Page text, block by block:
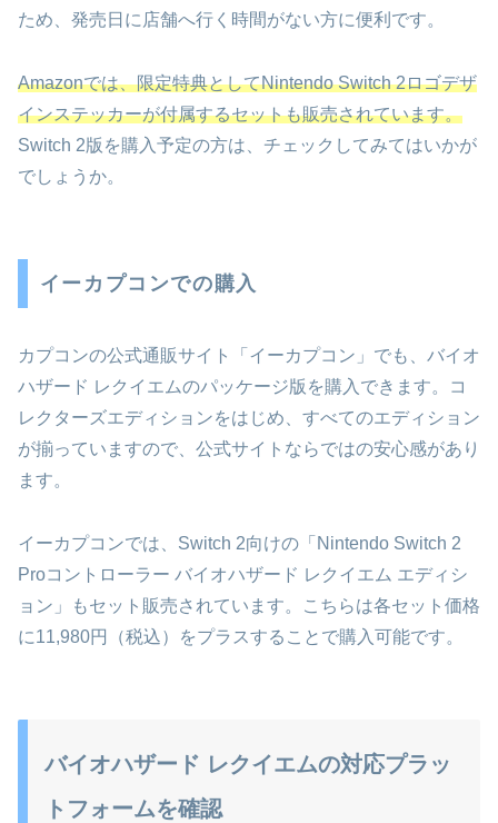
ため、発売日に店舗へ行く時間がない方に便利です。
Amazonでは、限定特典としてNintendo Switch 2ロゴデザ
インステッカーが付属するセットも販売されています。
Switch 2版を購入予定の方は、チェックしてみてはいかが
でしょうか。
イーカプコンでの購入
カプコンの公式通販サイト「イーカプコン」でも、バイオ
ハザード レクイエムのパッケージ版を購入できます。コ
レクターズエディションをはじめ、すべてのエディション
が揃っていますので、公式サイトならではの安心感があり
ます。
イーカプコンでは、Switch 2向けの「Nintendo Switch 2
Proコントローラー バイオハザード レクイエム エディシ
ョン」もセット販売されています。こちらは各セット価格
に11,980円（税込）をプラスすることで購入可能です。
バイオハザード レクイエムの対応プラッ
トフォームを確認